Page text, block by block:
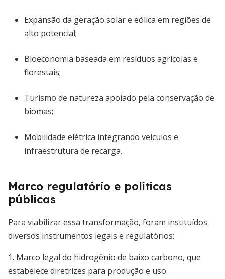
Expansão da geração solar e eólica em regiões de
alto potencial;
Bioeconomia baseada em resíduos agrícolas e
florestais;
Turismo de natureza apoiado pela conservação de
biomas;
Mobilidade elétrica integrando veículos e
infraestrutura de recarga.
Marco regulatório e políticas
públicas
Para viabilizar essa transformação, foram instituídos
diversos instrumentos legais e regulatórios:
1. Marco legal do hidrogênio de baixo carbono, que
estabelece diretrizes para produção e uso.